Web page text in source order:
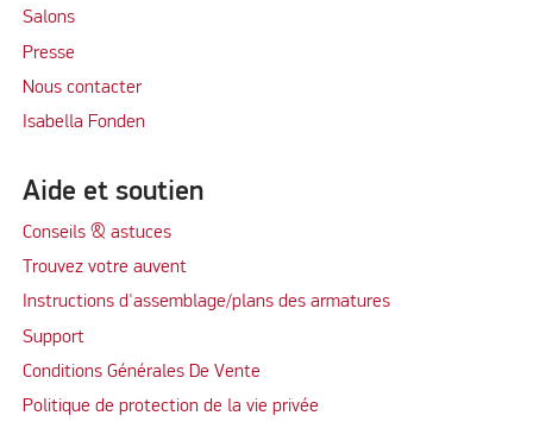
Salons
Presse
Nous contacter
Isabella Fonden
Aide et soutien
Conseils & astuces
Trouvez votre auvent
Instructions d'assemblage/plans des armatures
Support
Conditions Générales De Vente
Politique de protection de la vie privée